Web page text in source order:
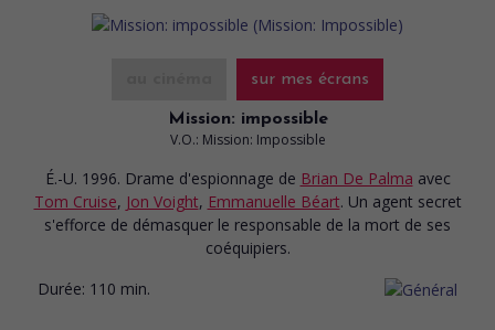
sur mes écrans
Mission: impossible
V.O.: Mission: Impossible
É.-U. 1996. Drame d'espionnage de Brian De Palma avec
Tom Cruise, Jon Voight, Emmanuelle Béart. Un agent secret
s'efforce de démasquer le responsable de la mort de ses
coéquipiers.
Durée: 110 min.